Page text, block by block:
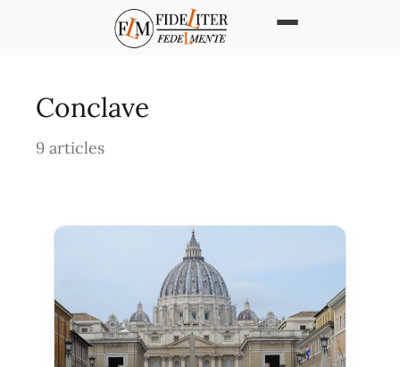
Conclave
9 articles